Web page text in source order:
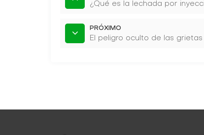
¿Qué es la lechada por
PRÓXIMO
El peligro oculto de las grietas